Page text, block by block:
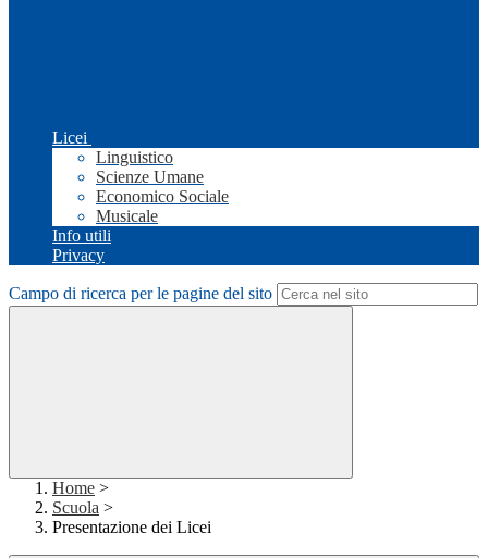
Licei
Linguistico
Scienze Umane
Economico Sociale
Musicale
Info utili
Privacy
Campo di ricerca per le pagine del sito
Home >
Scuola >
Presentazione dei Licei